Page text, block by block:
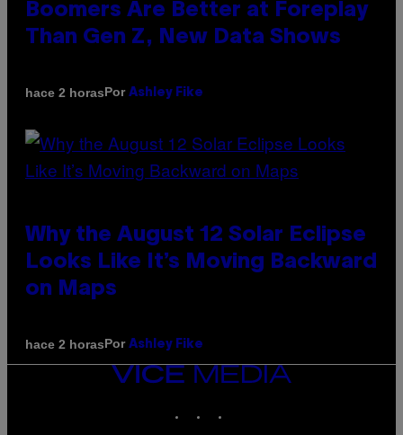
Boomers Are Better at Foreplay
Than Gen Z, New Data Shows
hace 2 horasPor Ashley Fike
Why the August 12 Solar Eclipse
Looks Like It’s Moving Backward
on Maps
hace 2 horasPor Ashley Fike
VICE